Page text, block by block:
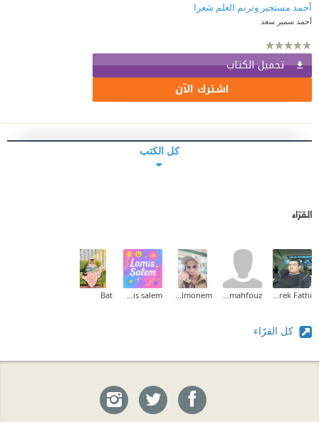
أحمد مستجير وترنم العلم شعرا
أحمد سمير سعد
تحميل الكتاب
اشترك الآن
كل الكتب
القرّاء
Tarek Fathi
rowis.mahfouz
Waled Abd Elmonem
lamis salem
Bat
كل القرّاء